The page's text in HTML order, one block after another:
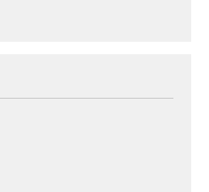
flik, extern webbplats,
webbplats,
flik, extern webbplats,